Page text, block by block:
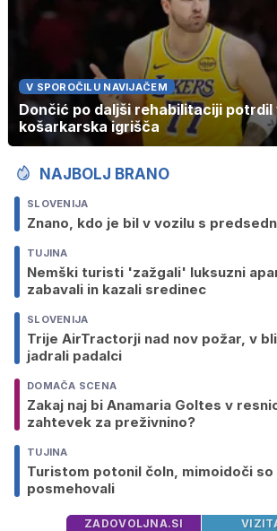
V SPOROČILU NAVIJAČEM
Dončić po daljši rehabilitaciji
košarkarska igrišča
NAJBOLJ BRANO
SLOVENIJA
Znano, kdo je bil v vozilu s
TUJINA
Nemški turisti 'zažgali' luksuzni
zabavali in kazali sredinec
SLOVENIJA
Trije AirTractorji nad nov požar, v
jadrali padalci
DOMAČA SCENA
Zakaj naj bi Anamaria Goltes v
zahtevek za preživnino?
TUJINA
Turistom potonil čoln, mimoidoči so
posmehovali
ZADOVOLJNA.SI